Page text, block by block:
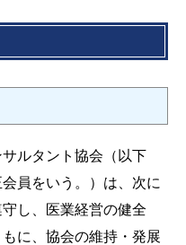
ルタント協会（以下
員をいう。）は、次に
し、医業経営の健全
に、協会の維持・発展